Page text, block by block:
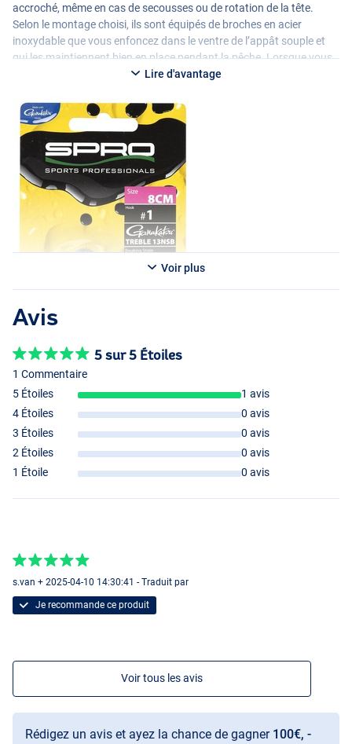
accroché, même en cas de secousses ou de rotation de la tête.
Selon le montage choisi, ils sont équipés de broches en acier
inoxydable que vous enfoncez dans le ventre de l’appât souple et
qui les maintiennent bien en place pendant la pêche. Lorsque vous
accrochez un poisson, les broches se détachent de l’appât souple.
l’appât souple de votre choix.
Lire d'avantage
Voir plus
Avis
5 sur 5 Étoiles
1 Commentaire
5 Étoiles
1 avis
4 Étoiles
0 avis
3 Étoiles
0 avis
2 Étoiles
0 avis
1 Étoile
0 avis
s.van + 2025-04-10 14:30:41 - Traduit par
Je recommande ce produit
Voir tous les avis
Rédigez un avis et ayez la chance de gagner 100€, -